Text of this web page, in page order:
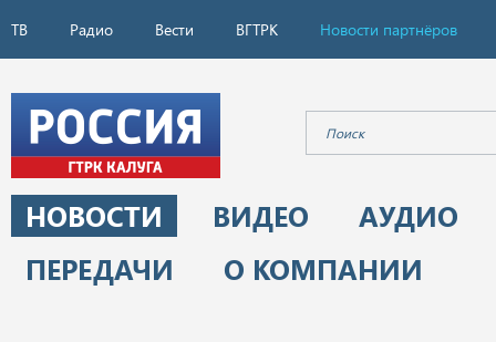
ТВ Радио Вести ВГТРК Новости партнёров
НОВОСТИ ВИДЕО
АУДИО
ПЕРЕДАЧИ
О КОМПАНИИ